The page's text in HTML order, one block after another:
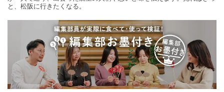
と、松阪に行きたくなる。